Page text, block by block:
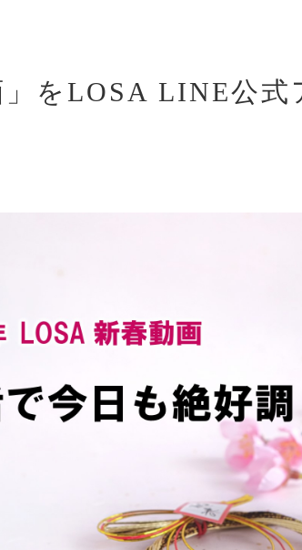
」をLOSA LINE公